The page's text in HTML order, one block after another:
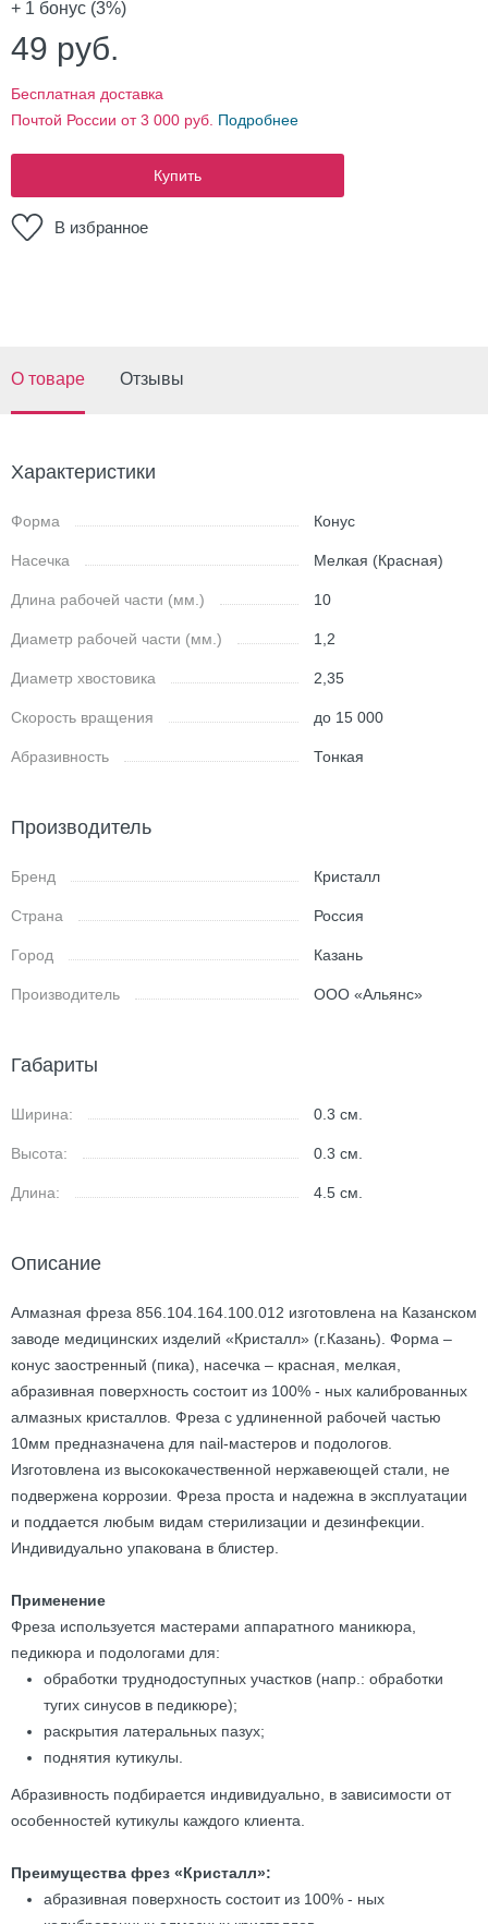
+ 1 бонус (3%)
49 руб.
Бесплатная доставка
Почтой России от 3 000 руб. Подробнее
Купить
В избранное
О товаре Отзывы
Характеристики
Форма Конус
Насечка Мелкая (Красная)
Длина рабочей части (мм.) 10
Диаметр рабочей части (мм.) 1,2
Диаметр хвостовика 2,35
Скорость вращения до 15 000
Абразивность Тонкая
Производитель
Бренд Кристалл
Страна Россия
Город Казань
Производитель ООО «Альянс»
Габариты
Ширина: 0.3см.
Высота: 0.3см.
Длина: 4.5см.
Описание
Алмазная фреза 856.104.164.100.012 изготовлена на Казанском
заводе медицинских изделий «Кристалл» (г.Казань). Форма –
конус заостренный (пика), насечка – красная, мелкая,
абразивная поверхность состоит из 100% - ных калиброванных
алмазных кристаллов. Фреза с удлиненной рабочей частью
10мм предназначена для nail-мастеров и подологов.
Изготовлена из высококачественной нержавеющей стали, не
подвержена коррозии. Фреза проста и надежна в эксплуатации
и поддается любым видам стерилизации и дезинфекции.
Индивидуально упакована в блистер.
Применение
Фреза используется мастерами аппаратного маникюра,
педикюра и подологами для:
обработки труднодоступных участков (напр.: обработки
тугих синусов в педикюре);
раскрытия латеральных пазух;
поднятия кутикулы.
Абразивность подбирается индивидуально, в зависимости от
особенностей кутикулы каждого клиента.
Преимущества фрез «Кристалл»:
абразивная поверхность состоит из 100% - ных